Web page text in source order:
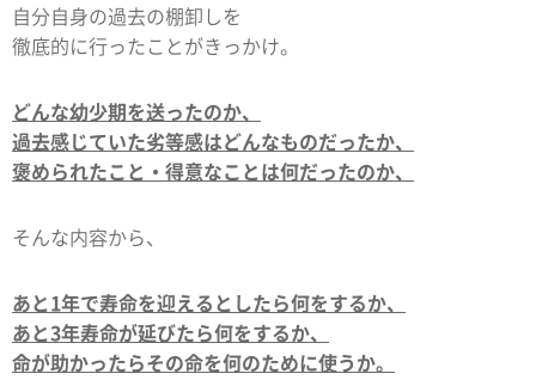
自分自身の過去の棚卸しを
徹底的に行ったことがきっかけ。
どんな幼少期を送ったのか、
過去感じていた劣等感はどんなものだったか、
褒められたこと・得意なことは何だったのか、
そんな内容から、
あと1年で寿命を迎えるとしたら何をするか、
あと3年寿命が延びたら何をするか、
命が助かったらその命を何のために使うか。